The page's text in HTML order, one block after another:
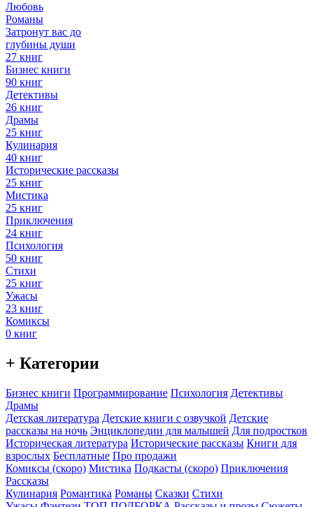
Любовь
Романы
Затронут вас до
глубины души
27 книг
Бизнес книги
90 книг
Детективы
26 книг
Драмы
25 книг
Кулинария
40 книг
Исторические рассказы
25 книг
Мистика
25 книг
Приключения
24 книг
Психология
50 книг
Стихи
25 книг
Ужасы
23 книг
Комиксы
0 книг
+ Категории
Бизнес книги Программирование Психология Детективы
Драмы
Детская литература Детские книги с озвучкой Детские
рассказы на ночь Энциклопедии для малышей Для подростков
Историческая литература Исторические рассказы Книги для
взрослых Бесплатные Про продажи
Комиксы (скоро) Мистика Подкасты (скоро) Приключения
Рассказы
Кулинария Романтика Романы Сказки Стихи